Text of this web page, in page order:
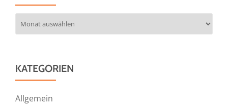
KATEGORIEN
Allgemein